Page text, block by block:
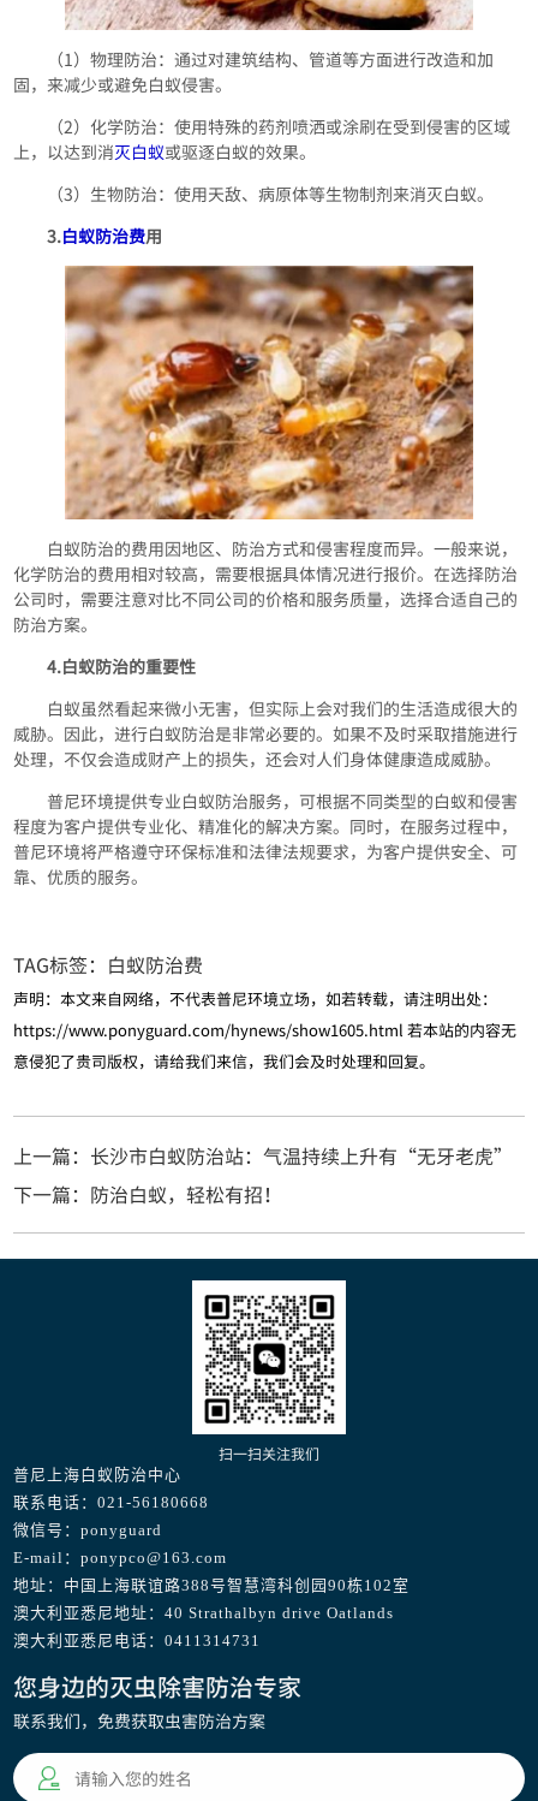
（1）物理防治：通过对建筑结构、管道等方面进行改造和加
固，来减少或避免白蚁侵害。
（2）化学防治：使用特殊的药剂喷洒或涂刷在受到侵害的区域
上，以达到消灭白蚁或驱逐白蚁的效果。
（3）生物防治：使用天敌、病原体等生物制剂来消灭白蚁。
3.白蚁防治费用
白蚁防治的费用因地区、防治方式和侵害程度而异。一般来说，
化学防治的费用相对较高，需要根据具体情况进行报价。在选择防治
公司时，需要注意对比不同公司的价格和服务质量，选择合适自己的
防治方案。
4.白蚁防治的重要性
白蚁虽然看起来微小无害，但实际上会对我们的生活造成很大的
威胁。因此，进行白蚁防治是非常必要的。如果不及时采取措施进行
处理，不仅会造成财产上的损失，还会对人们身体健康造成威胁。
普尼环境提供专业白蚁防治服务，可根据不同类型的白蚁和侵害
程度为客户提供专业化、精准化的解决方案。同时，在服务过程中，
普尼环境将严格遵守环保标准和法律法规要求，为客户提供安全、可
靠、优质的服务。
TAG标签： 白蚁防治费
声明：本文来自网络，不代表普尼环境立场，如若转载，请注明出处：
https://www.ponyguard.com/hynews/show1605.html 若本站的内容无
意侵犯了贵司版权，请给我们来信，我们会及时处理和回复。
上一篇：长沙市白蚁防治站：气温持续上升有“无牙老虎”
下一篇：防治白蚁，轻松有招！
扫一扫关注我们
普尼上海白蚁防治中心
联系电话：021-56180668
微信号：ponyguard
E-mail：ponypco@163.com
地址：中国上海联谊路388号智慧湾科创园90栋102室
澳大利亚悉尼地址：40 Strathalbyn drive Oatlands
澳大利亚悉尼电话：0411314731
您身边的灭虫除害防治专家
联系我们，免费获取虫害防治方案